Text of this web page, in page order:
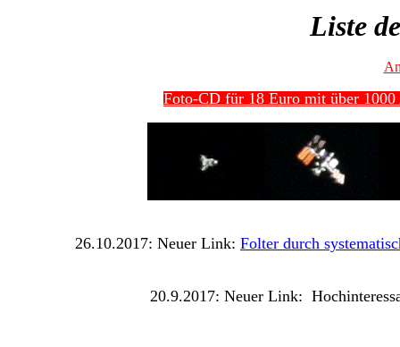
Liste
Foto-CD für 18 Euro mit über
26.10.2017: Neuer Link: Folter durch
20.9.2017: Neuer Link: